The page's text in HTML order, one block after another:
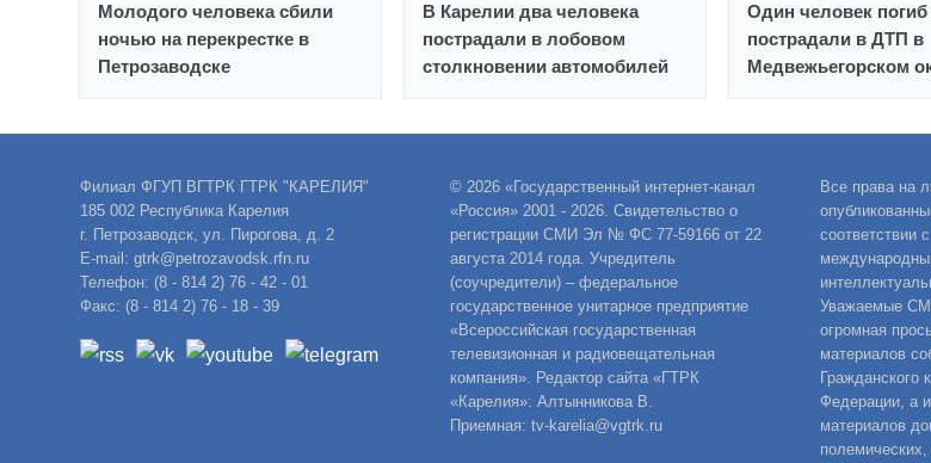
Молодого человека сбили
ночью на перекрестке в
Петрозаводске
В Карелии два человека
пострадали в лобовом
столкновении автомобилей
Один человек погиб
пострадали в ДТП в
Медвежьегорском
Филиал ФГУП ВГТРК ГТРК "КАРЕЛИЯ"
185 002 Республика Карелия
г. Петрозаводск, ул. Пирогова, д. 2
E-mail: gtrk@petrozavodsk.rfn.ru
Телефон: (8 - 814 2) 76 - 42 - 01
Факс: (8 - 814 2) 76 - 18 - 39
© 2026 «Государственный интернет-канал
«Россия» 2001 - 2026. Свидетельство о
регистрации СМИ Эл № ФС 77-59166 от 22
августа 2014 года. Учредитель
(соучредители) – федеральное
государственное унитарное предприятие
«Всероссийская государственная
телевизионная и радиовещательная
компания». Редактор сайта «ГТРК
«Карелия»: Алтынникова В.
Приемная: tv-karelia@vgtrk.ru
Все права на
соответствии
Уважаемые
огромная
материалов
Гражданского
Федерации, а
материалов
полемических,